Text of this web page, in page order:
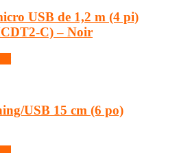
USB de 1,2 m (4 pi)
C) – Noir
USB 15 cm (6 po)